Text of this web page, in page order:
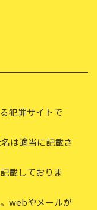
犯罪サイトで
は適当に記載さ
載しておりま
webやメールが